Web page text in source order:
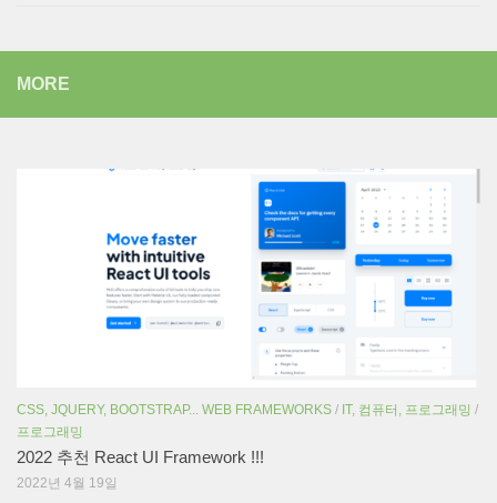
MORE
CSS, JQUERY, BOOTSTRAP... WEB FRAMEWORKS / IT, 컴퓨터, 프로그래밍 /
프로그래밍
2022 추천 React UI Framework !!!
2022년 4월 19일